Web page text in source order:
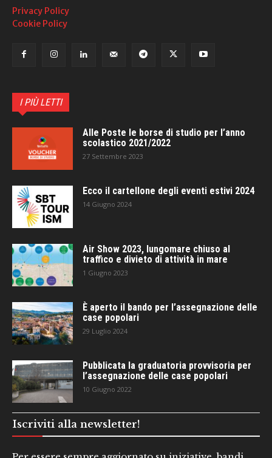
Privacy Policy
Cookie Policy
I PIÙ LETTI
Alle Poste le borse di studio per l’anno
scolastico 2021/2022
27 Settembre 2023
Ecco il cartellone degli eventi estivi 2024
14 Giugno 2024
Air Show 2023, lungomare chiuso al
traffico e divieto di attività in mare
1 Giugno 2023
È aperto il bando per l’assegnazione delle
case popolari
29 Luglio 2024
Pubblicata la graduatoria provvisoria per
l’assegnazione delle case popolari
10 Giugno 2022
Iscriviti alla newsletter!